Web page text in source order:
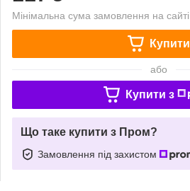
Мінімальна сума замовлення на
Купити
або
Купити з
Що таке купити з Пром?
Замовлення під захистом